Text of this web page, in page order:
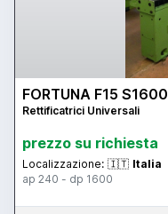
FORTUNA F15 S1600
Rettificatrici Universali
prezzo su richiesta
Localizzazione: 🇮🇹 Italia
ap 240 - dp 1600